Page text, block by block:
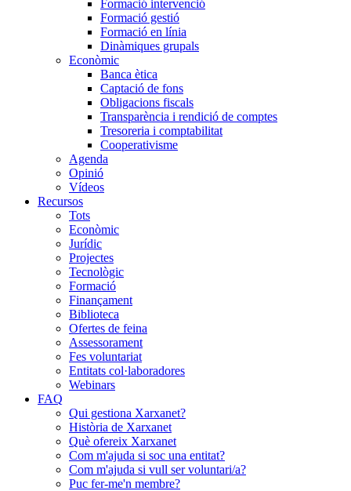
Formació intervenció
Formació gestió
Formació en línia
Dinàmiques grupals
Econòmic
Banca ètica
Captació de fons
Obligacions fiscals
Transparència i rendició de comptes
Tresoreria i comptabilitat
Cooperativisme
Agenda
Opinió
Vídeos
Recursos
Tots
Econòmic
Jurídic
Projectes
Tecnològic
Formació
Finançament
Biblioteca
Ofertes de feina
Assessorament
Fes voluntariat
Entitats col·laboradores
Webinars
FAQ
Qui gestiona Xarxanet?
Història de Xarxanet
Què ofereix Xarxanet
Com m'ajuda si soc una entitat?
Com m'ajuda si vull ser voluntari/a?
Puc fer-me'n membre?